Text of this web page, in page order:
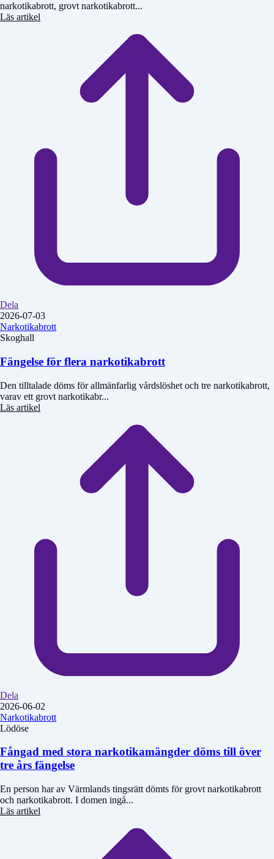
narkotikabrott, grovt narkotikabrott...
Läs artikel
Dela
2026-07-03
Narkotikabrott
Skoghall
Fängelse för flera narkotikabrott
Den tilltalade döms för allmänfarlig vårdslöshet och tre narkotikabrott,
varav ett grovt narkotikabr...
Läs artikel
Dela
2026-06-02
Narkotikabrott
Lödöse
Fångad med stora narkotikamängder döms till över
tre års fängelse
En person har av Värmlands tingsrätt dömts för grovt narkotikabrott
och narkotikabrott. I domen ingå...
Läs artikel